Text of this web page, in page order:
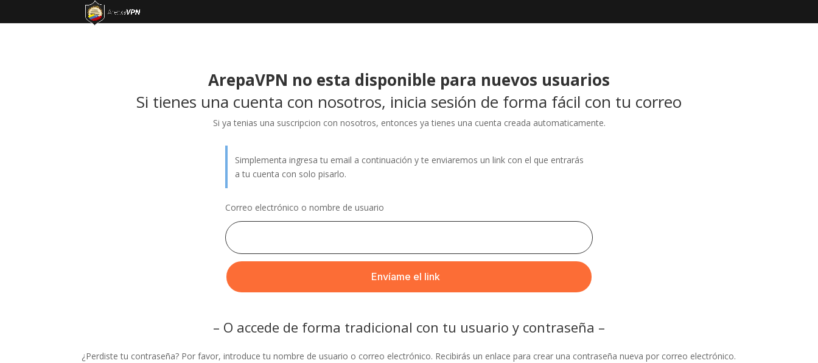
ArepaVPN no esta disponible para nuevos usuarios
Si tienes una cuenta con nosotros, inicia sesión de forma fácil con tu correo
Si ya tenias una suscripcion con nosotros, entonces ya tienes una cuenta creada automaticamente.
Simplementa ingresa tu email a continuación y te enviaremos un link con el que entrarás
a tu cuenta con solo pisarlo.
Correo electrónico o nombre de usuario
– O accede de forma tradicional con tu usuario y contraseña –
¿Perdiste tu contraseña? Por favor, introduce tu nombre de usuario o correo electrónico. Recibirás un enlace para crear una contraseña nueva por correo electrónico.